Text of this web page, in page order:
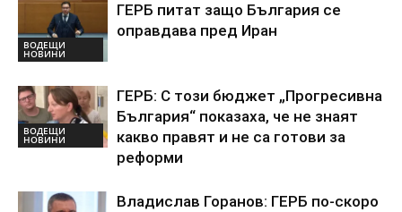
ВОДЕЩИ
НОВИНИ
ГЕРБ питат защо България се
оправдава пред Иран
ВОДЕЩИ
НОВИНИ
ГЕРБ: С този бюджет „Прогресивна
България“ показаха, че не знаят
какво правят и не са готови за
реформи
Владислав Горанов: ГЕРБ по-скоро